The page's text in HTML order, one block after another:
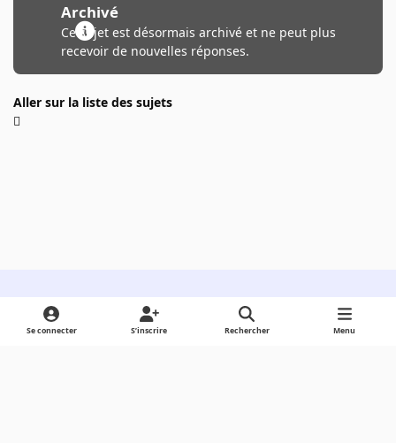
Archivé
Ce sujet est désormais archivé et ne peut plus
recevoir de nouvelles réponses.
Aller sur la liste des sujets
Light ModeDark ModeSystem Preference
Se connecter S’inscrire Rechercher Menu